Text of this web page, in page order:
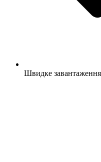
Швидке завантаження